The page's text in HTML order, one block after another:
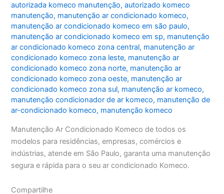
autorizada komeco manutenção,autorizado komeco
manutenção, manutenção ar condicionado komeco,
manutenção ar condicionado komeco em são paulo,
manutenção ar condicionado komeco em sp, manutenção
ar condicionado komeco zona central, manutenção ar
condicionado komeco zona leste, manutenção ar
condicionado komeco zona norte, manutenção ar
condicionado komeco zona oeste, manutenção ar
condicionado komeco zona sul, manutenção ar komeco,
manutenção condicionador de ar komeco, manutenção de
ar-condicionado komeco, manutenção komeco
Manutenção Ar Condicionado Komeco de todos os
modelos para residências, empresas, comércios e
indústrias, atende em São Paulo, garanta uma manutenção
segura e rápida para o seu ar condicionado Komeco.
Compartilhe